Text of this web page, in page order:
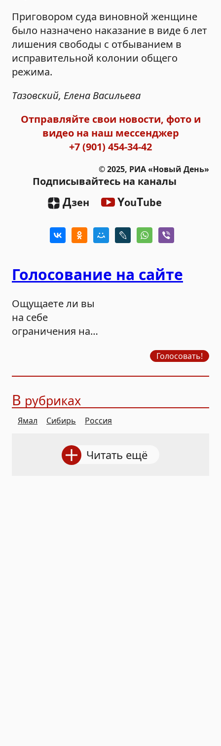
Приговором суда виновной женщине
было назначено наказание в виде 6 лет
лишения свободы с отбыванием в
исправительной колонии общего
режима.
Тазовский, Елена Васильева
Отправляйте свои новости, фото и
видео на наш мессенджер
+7 (901) 454-34-42
© 2025, РИА «Новый День»
Подписывайтесь на каналы
Дзен YouTube
Голосование на сайте
Ощущаете ли вы
на себе
ограничения на
Голосовать!
В рубриках
Ямал Сибирь Россия
Читать ещё